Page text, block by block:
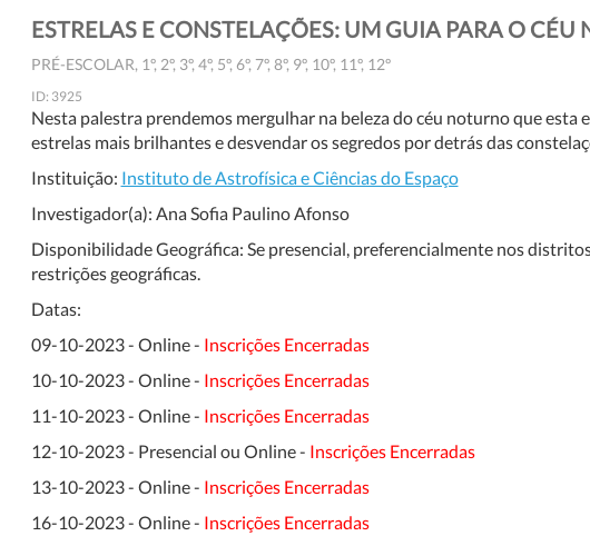
ESTRELAS E CONSTELAÇÕES: UM GUIA PARA O
PRÉ-ESCOLAR, 1º, 2º, 3º, 4º, 5º, 6º, 7º, 8º, 9º, 10º, 11º, 12º
ID: 3925
Nesta palestra prendemos mergulhar na beleza do céu noturno que esta
estrelas mais brilhantes e desvendar os segredos por detrás das
Instituição: Instituto de Astrofísica e Ciências do Espaço
Investigador(a): Ana Sofia Paulino Afonso
Disponibilidade Geográfica: Se presencial, preferencialmente nos
restrições geográficas.
Datas:
09-10-2023 - Online - Inscrições Encerradas
10-10-2023 - Online - Inscrições Encerradas
11-10-2023 - Online - Inscrições Encerradas
12-10-2023 - Presencial ou Online - Inscrições Encerradas
13-10-2023 - Online - Inscrições Encerradas
16-10-2023 - Online - Inscrições Encerradas